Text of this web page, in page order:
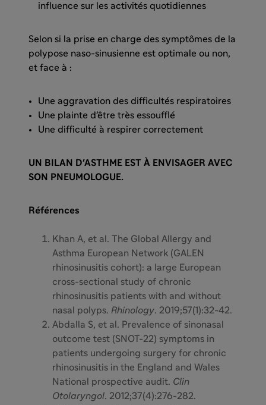
influence sur les activités quotidiennes
Selon si la prise en charge des symptômes de la
polypose naso-sinusienne est optimale ou non,
et face à :
Une aggravation des difficultés respiratoires
Une plainte d'être très essoufflé
Une difficulté à respirer correctement
UN BILAN D'ASTHME EST À ENVISAGER AVEC
SON PNEUMOLOGUE.
Références
Khan A, et al. The Global Allergy and
Asthma European Network (GALEN
rhinosinusitis cohort): a large European
cross-sectional study of chronic
rhinosinusitis patients with and without
nasal polyps. Rhinology. 2019;57(1):32-42.
Abdalla S, et al. Prevalence of sinonasal
outcome test (SNOT-22) symptoms in
patients undergoing surgery for chronic
rhinosinusitis in the England and Wales
National prospective audit. Clin
Otolaryngol. 2012;37(4):276-282.